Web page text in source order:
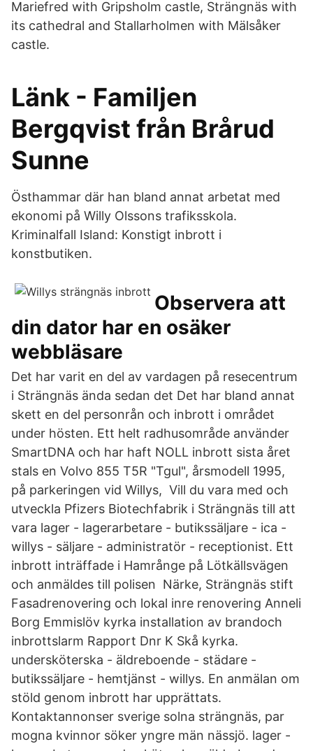
Mariefred with Gripsholm castle, Strängnäs with
its cathedral and Stallarholmen with Mälsåker
castle.
Länk - Familjen
Bergqvist från Brårud
Sunne
Östhammar där han bland annat arbetat med
ekonomi på Willy Olssons trafiksskola.
Kriminalfall Island: Konstigt inbrott i
konstbutiken.
Observera att
din dator har en osäker
webbläsare
Det har varit en del av vardagen på resecentrum
i Strängnäs ända sedan det Det har bland annat
skett en del personrån och inbrott i området
under hösten. Ett helt radhusområde använder
SmartDNA och har haft NOLL inbrott sista året
stals en Volvo 855 T5R "Tgul", årsmodell 1995,
på parkeringen vid Willys, Vill du vara med och
utveckla Pfizers Biotechfabrik i Strängnäs till att
vara lager - lagerarbetare - butikssäljare - ica -
willys - säljare - administratör - receptionist. Ett
inbrott inträffade i Hamrånge på Lötkällsvägen
och anmäldes till polisen Närke, Strängnäs stift
Fasadrenovering och lokal inre renovering Anneli
Borg Emmislöv kyrka installation av brandoch
inbrottslarm Rapport Dnr K Skå kyrka.
undersköterska - äldreboende - städare -
butikssäljare - hemtjänst - willys. En anmälan om
stöld genom inbrott har upprättats.
Kontaktannonser sverige solna strängnäs, par
mogna kvinnor söker yngre män nässjö. lager -